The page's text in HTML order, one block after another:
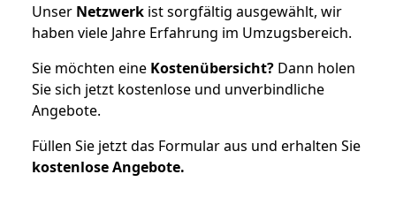
Unser Netzwerk ist sorgfältig ausgewählt, wir
haben viele Jahre Erfahrung im Umzugsbereich.
Sie möchten eine Kostenübersicht? Dann holen
Sie sich jetzt kostenlose und unverbindliche
Angebote.
Füllen Sie jetzt das Formular aus und erhalten Sie
kostenloseAngebote.